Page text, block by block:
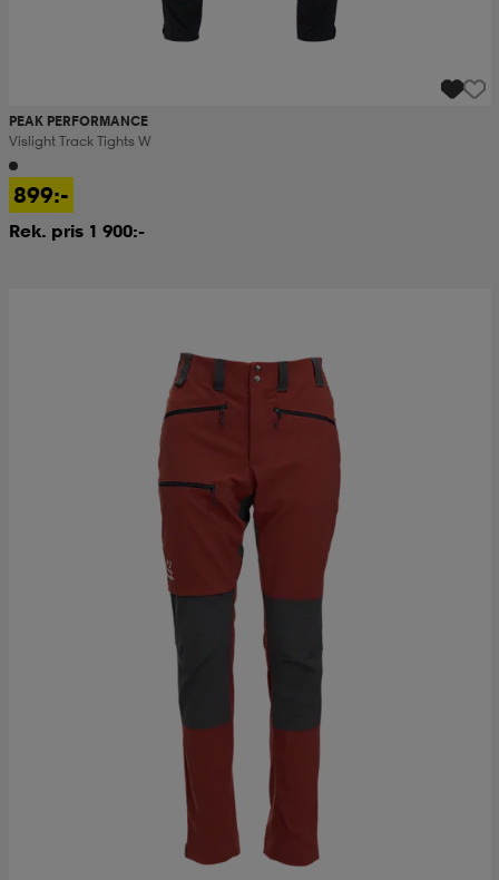
PEAK PERFORMANCE
Vislight Track Tights W
899:-
Rek. pris 1 900:-